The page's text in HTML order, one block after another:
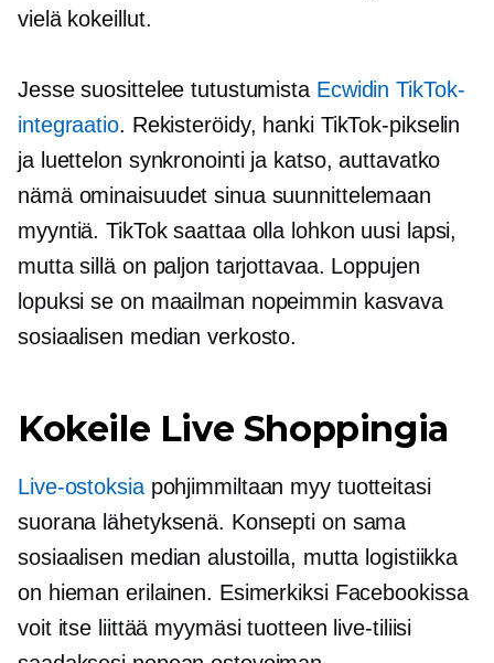
vielä kokeillut.
Jesse suosittelee tutustumista Ecwidin TikTok-
integraatio. Rekisteröidy, hanki TikTok-pikselin
ja luettelon synkronointi ja katso, auttavatko
nämä ominaisuudet sinua suunnittelemaan
myyntiä. TikTok saattaa olla lohkon uusi lapsi,
mutta sillä on paljon tarjottavaa. Loppujen
lopuksi se on maailman nopeimmin kasvava
sosiaalisen median verkosto.
Kokeile Live Shoppingia
Live-ostoksiapohjimmiltaan myy tuotteitasi
suorana lähetyksenä. Konsepti on sama
sosiaalisen median alustoilla, mutta logistiikka
on hieman erilainen. Esimerkiksi Facebookissa
voit itse liittää myymäsi tuotteen live-tiliisi